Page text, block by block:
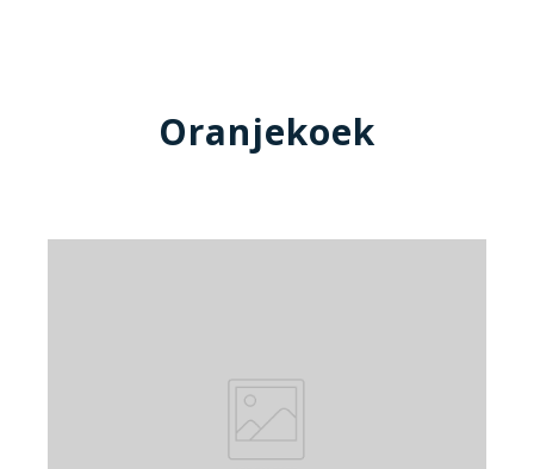
Oranjekoek